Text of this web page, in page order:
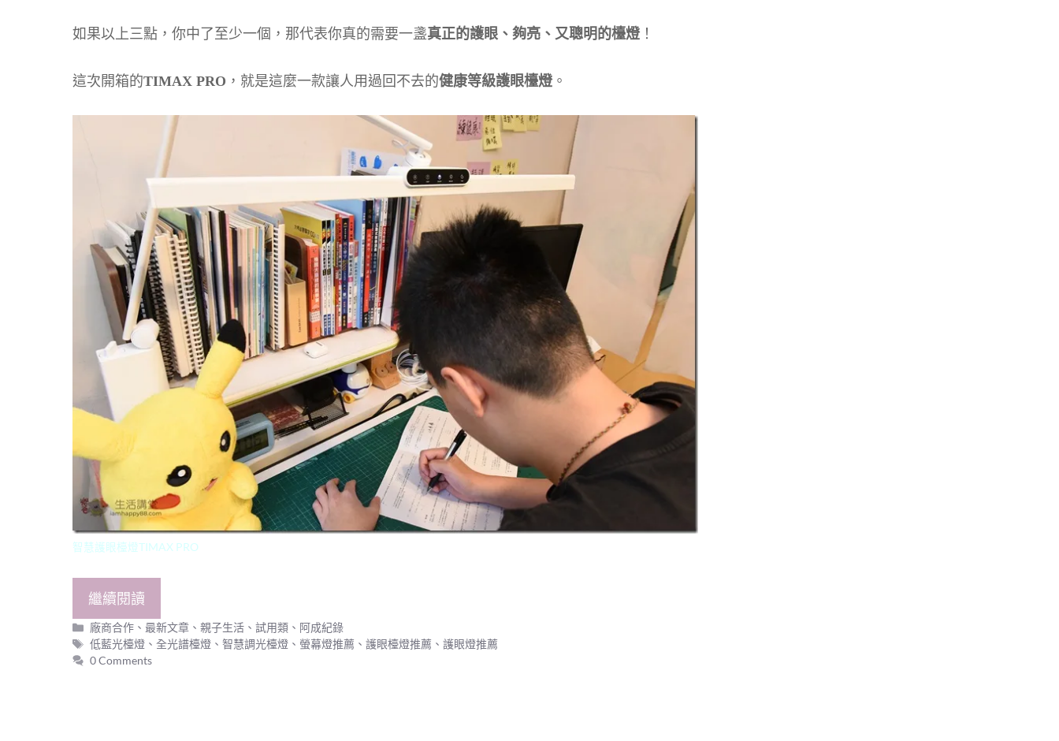
如果以上三點，你中了至少一個，那代表你真的需要一盞真正的護眼、夠亮、又聰明的檯燈！
這次開箱的TIMAX PRO ，就是這麼一款讓人用過回不去的健康等級護眼檯燈。
智慧護眼檯燈TIMAX PRO
繼續閱讀
分
類
廠商合作 、最新文章 、親子生活 、試用類 、 阿成紀錄
標
籤
低藍光檯燈 、全光譜檯燈 、智慧調光檯燈 、 螢幕燈推薦 、護眼檯燈推薦 、護眼燈推薦
0 Comments